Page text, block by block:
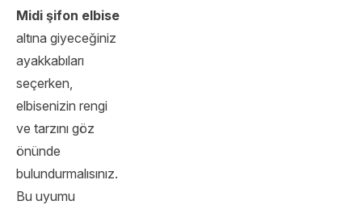
Midi şifon elbise
altına giyeceğiniz
ayakkabıları
seçerken,
elbisenizin rengi
ve tarzını göz
önünde
bulundurmalısınız.
Bu uyumu